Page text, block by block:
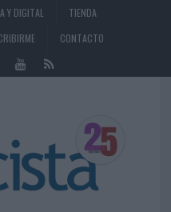
Y DIGITAL
TIENDA
CONTACTO